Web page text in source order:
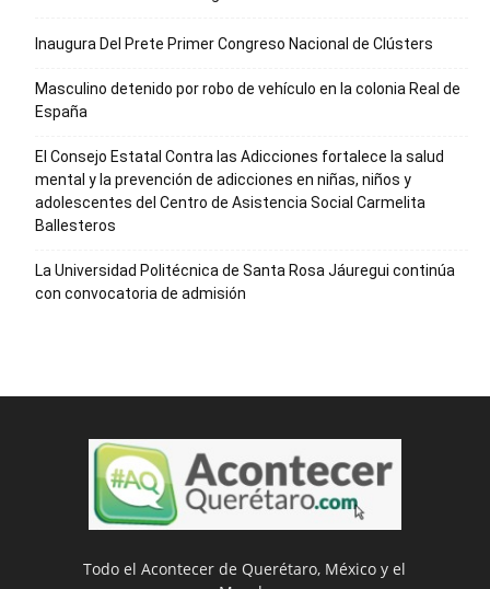
Inaugura Del Prete Primer Congreso Nacional de Clústers
Masculino detenido por robo de vehículo en la colonia Real de
España
El Consejo Estatal Contra las Adicciones fortalece la salud
mental y la prevención de adicciones en niñas, niños y
adolescentes del Centro de Asistencia Social Carmelita
Ballesteros
La Universidad Politécnica de Santa Rosa Jáuregui continúa
con convocatoria de admisión
Todo el Acontecer de Querétaro, México y el